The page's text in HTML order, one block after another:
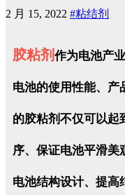
2 月 15, 2022 #粘结剂
胶粘剂 作为电池产
电池的使用性能、产
的胶粘剂不仅可以起
序、保证电池平滑美
电池结构设计、提高